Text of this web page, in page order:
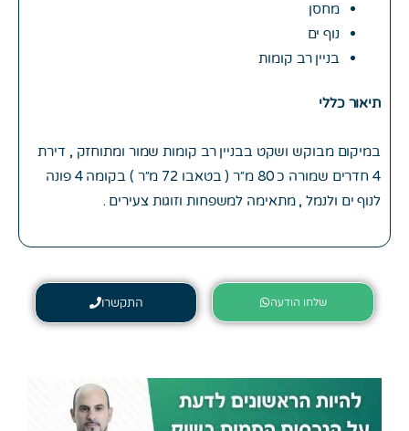
מחסן
נוף ים
בניין רב קומות
תיאור כללי
במיקום מבוקש ושקט בבניין רב קומות שמור ומתוחזק , דירת
4 חדרים שמורה כ 80 מ״ר ( בטאבו 72 מ״ר ) בקומה 4 פונה
לנוף ים ולנמל , מתאימה למשפחות וזוגות צעירים .
שלחו הודעה התקשרו